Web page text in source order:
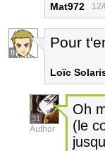
Mat972
8
Pour
Loïc
31
Author
Oh
(le